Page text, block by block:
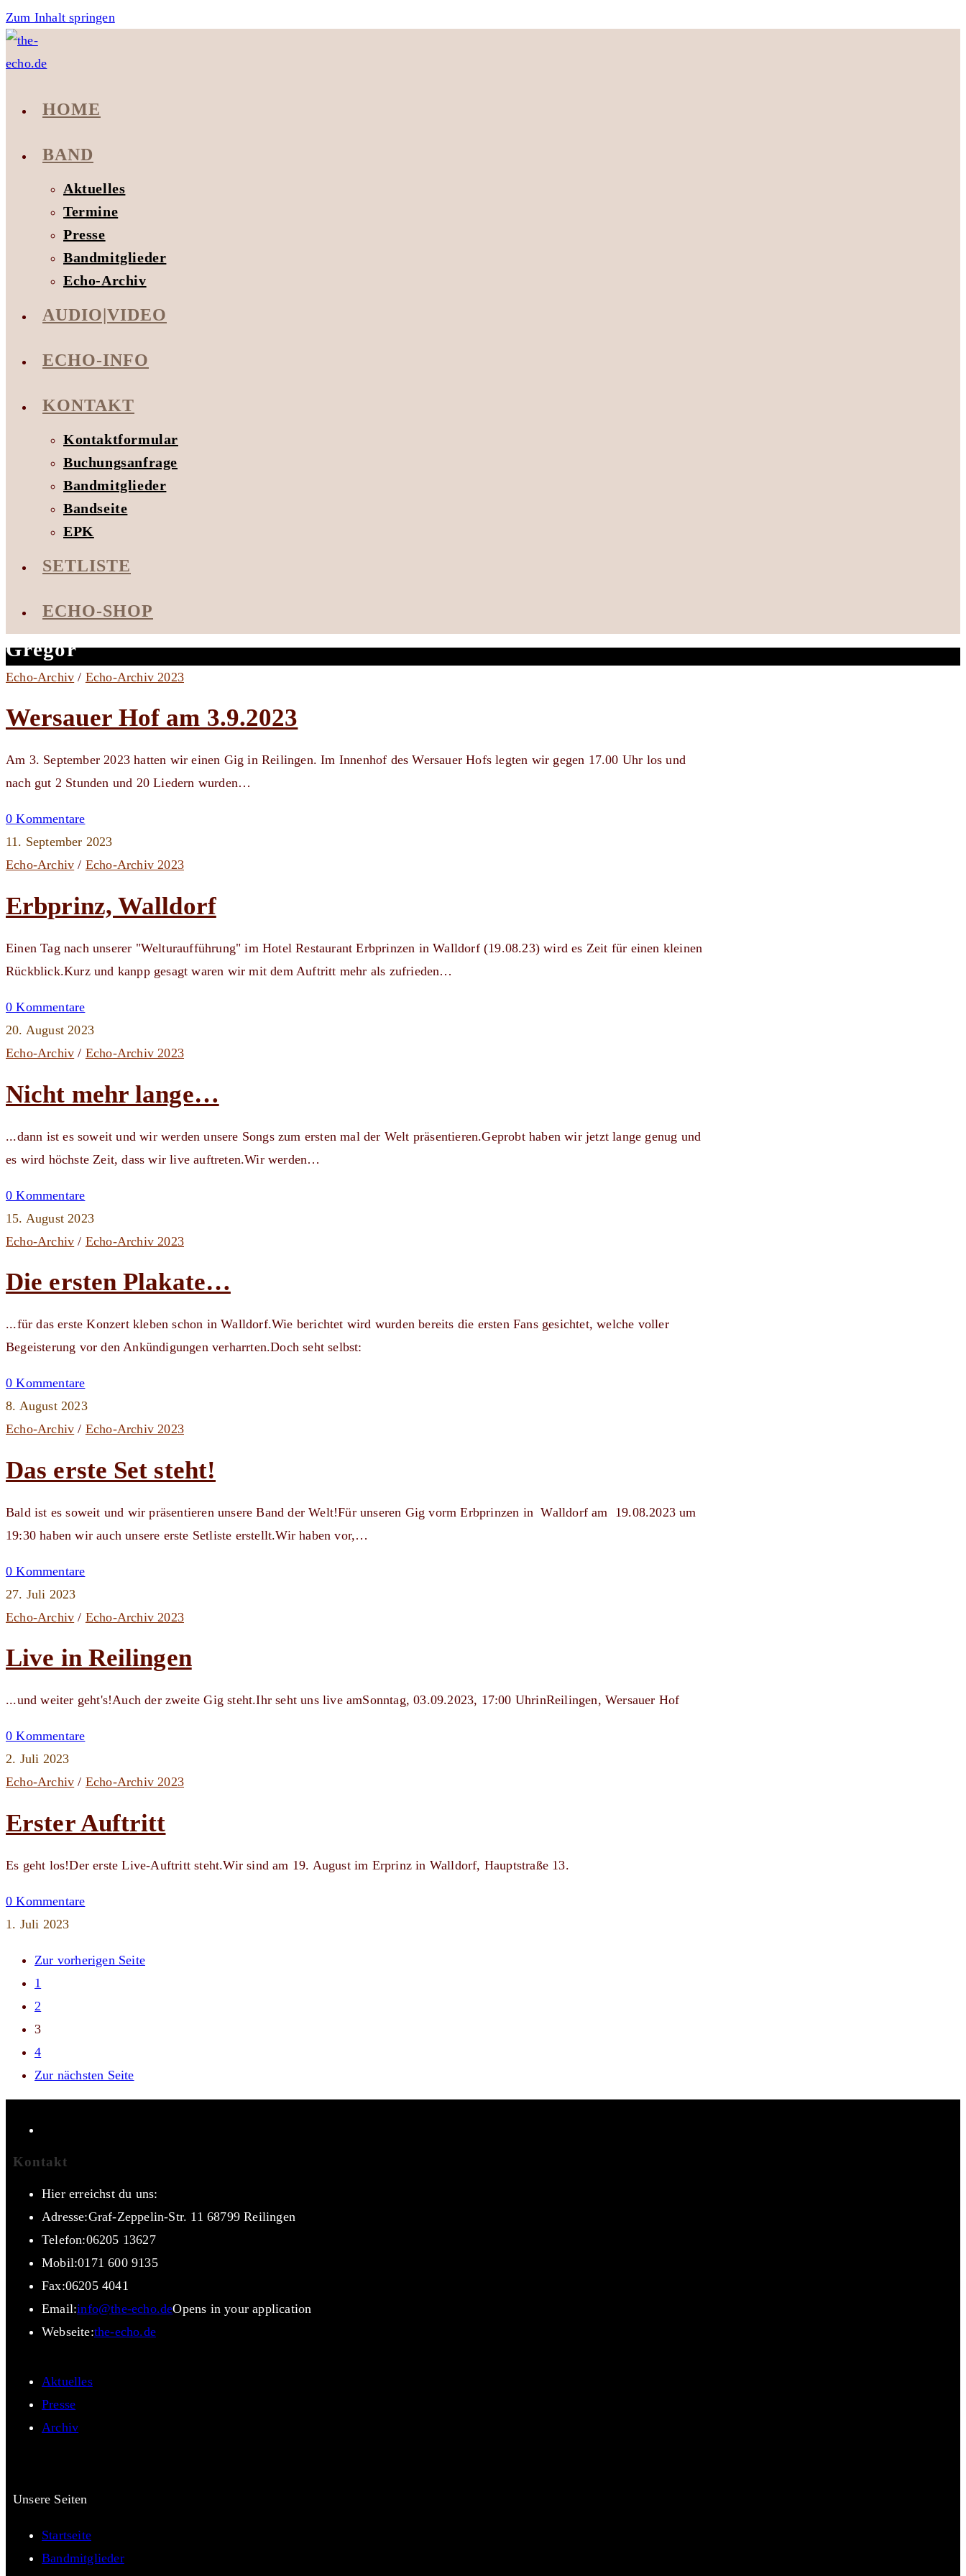
Zum Inhalt springen
HOME
BAND
Aktuelles
Termine
Presse
Bandmitglieder
Echo-Archiv
AUDIO|VIDEO
ECHO-INFO
KONTAKT
Kontaktformular
Buchungsanfrage
Bandmitglieder
Bandseite
EPK
SETLISTE
ECHO-SHOP
Gregor
Echo-Archiv / Echo-Archiv 2023
Wersauer Hof am 3.9.2023
Am 3. September 2023 hatten wir einen Gig in Reilingen. Im Innenhof des Wersauer Hofs legten wir gegen 17.00 Uhr los und
nach gut 2 Stunden und 20 Liedern wurden…
0 Kommentare
11. September 2023
Echo-Archiv / Echo-Archiv 2023
Erbprinz, Walldorf
Einen Tag nach unserer "Welturaufführung" im Hotel Restaurant Erbprinzen in Walldorf (19.08.23) wird es Zeit für einen kleinen
Rückblick.Kurz und kanpp gesagt waren wir mit dem Auftritt mehr als zufrieden…
0 Kommentare
20. August 2023
Echo-Archiv / Echo-Archiv 2023
Nicht mehr lange…
...dann ist es soweit und wir werden unsere Songs zum ersten mal der Welt präsentieren.Geprobt haben wir jetzt lange genug und
es wird höchste Zeit, dass wir live auftreten.Wir werden…
0 Kommentare
15. August 2023
Echo-Archiv / Echo-Archiv 2023
Die ersten Plakate…
...für das erste Konzert kleben schon in Walldorf.Wie berichtet wird wurden bereits die ersten Fans gesichtet, welche voller
Begeisterung vor den Ankündigungen verharrten.Doch seht selbst:
0 Kommentare
8. August 2023
Echo-Archiv / Echo-Archiv 2023
Das erste Set steht!
Bald ist es soweit und wir präsentieren unsere Band der Welt!Für unseren Gig vorm Erbprinzen in Walldorf am 19.08.2023 um
19:30 haben wir auch unsere erste Setliste erstellt.Wir haben vor,…
0 Kommentare
27. Juli 2023
Echo-Archiv / Echo-Archiv 2023
Live in Reilingen
...und weiter geht's!Auch der zweite Gig steht.Ihr seht uns live amSonntag, 03.09.2023, 17:00 UhrinReilingen, Wersauer Hof
0 Kommentare
2. Juli 2023
Echo-Archiv / Echo-Archiv 2023
Erster Auftritt
Es geht los!Der erste Live-Auftritt steht.Wir sind am 19. August im Erprinz in Walldorf, Hauptstraße 13.
0 Kommentare
1. Juli 2023
Zur vorherigen Seite
1
2
3
4
Zur nächsten Seite
Kontakt
Hier erreichst du uns:
Adresse:Graf-Zeppelin-Str. 11 68799 Reilingen
Telefon:06205 13627
Mobil:0171 600 9135
Fax:06205 4041
Email:info@the-echo.deOpens in your application
Webseite:the-echo.de
Aktuelles
Presse
Archiv
Unsere Seiten
Startseite
Bandmitglieder